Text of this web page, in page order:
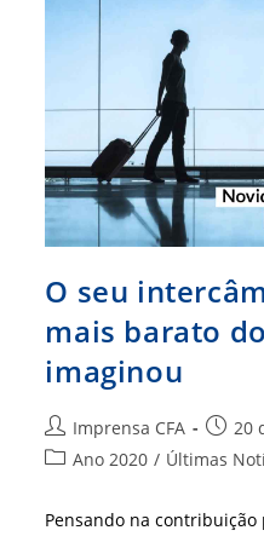
Viajar?
O seu
mais barato
imaginou
Autor
do
Imprensa CFA
Post20
Categoria
Ano 2020 / Últimas
Pensando na